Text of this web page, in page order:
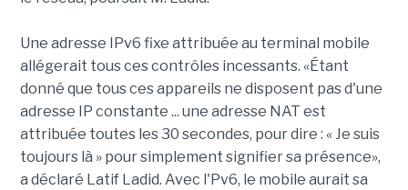
Une adresse IPv6 fixe attribuée au terminal mobile
allégerait tous ces contrôles incessants. «Étant
donné que tous ces appareils ne disposent pas d'une
adresse IP constante ... une adresse NAT est
attribuée toutes les 30 secondes, pour dire : « Je suis
toujours là » pour simplement signifier sa présence»,
a déclaré Latif Ladid. Avec l'Pv6, le mobile aurait sa